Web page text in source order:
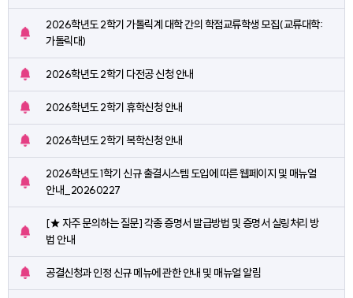
콘
이
공
아
이
콘
2026학년도 2학기 가톨릭계 대학 간의 학점교류학생 모집(교류대학:
가톨릭대)
공
지
아
이
콘
2026학년도 2학기 다전공 신청 안내
공
지
아
이
콘
2026학년도 2학기 휴학신청 안내
공
지
아
이
콘
2026학년도 2학기 복학신청 안내
공
이
2026학년도 1학기 신규 출결시스템 도입에 따른 웹페이지 및 매뉴얼
안내_20260227
공
아
이
[★ 자주 문의하는 질문] 각종 증명서 발급방법 및 증명서 실링처리 방
법 안내
공
지
공결신청과 인정 신규 메뉴에 관한 안내 및 매뉴얼 알림